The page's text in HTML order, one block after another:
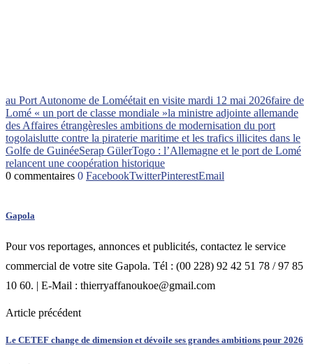
au Port Autonome de Loméétait en visite mardi 12 mai 2026faire de
Lomé « un port de classe mondiale »la ministre adjointe allemande
des Affaires étrangèresles ambitions de modernisation du port
togolaislutte contre la piraterie maritime et les trafics illicites dans le
Golfe de GuinéeSerap GülerTogo : l’Allemagne et le port de Lomé
relancent une coopération historique
0 commentaires 0 FacebookTwitterPinterestEmail
Gapola
Pour vos reportages, annonces et publicités, contactez le service
commercial de votre site Gapola. Tél : (00 228) 92 42 51 78 / 97 85
10 60. | E-Mail : thierryaffanoukoe@gmail.com
Article précédent
Le CETEF change de dimension et dévoile ses grandes ambitions pour 2026